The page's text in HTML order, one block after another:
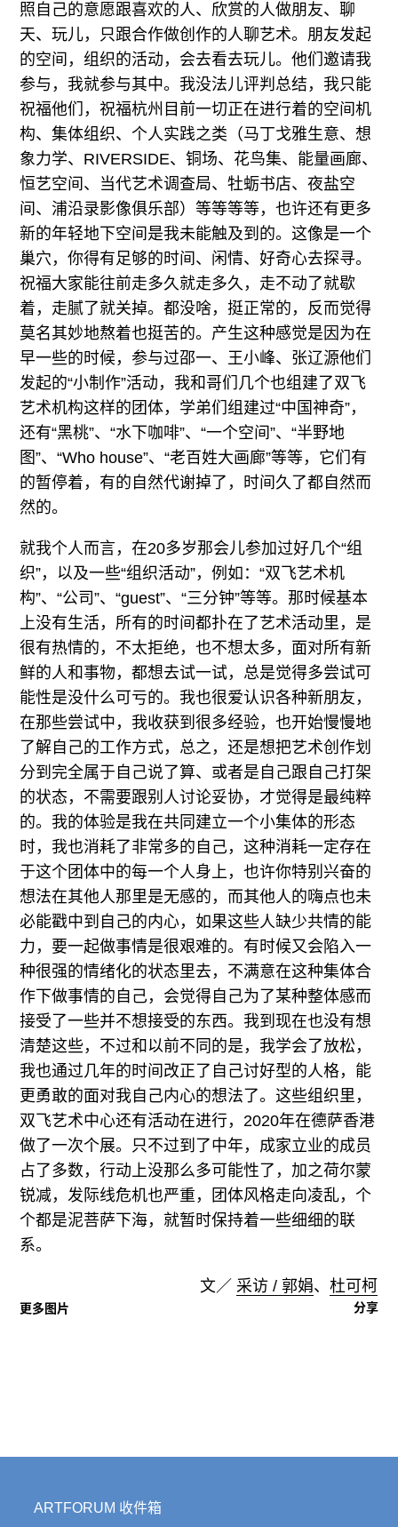
照自己的意愿跟喜欢的人、欣赏的人做朋友、聊
天、玩儿，只跟合作做创作的人聊艺术。朋友发起
的空间，组织的活动，会去看去玩儿。他们邀请我
参与，我就参与其中。我没法儿评判总结，我只能
祝福他们，祝福杭州目前一切正在进行着的空间机
构、集体组织、个人实践之类（马丁戈雅生意、想
象力学、RIVERSIDE、铜场、花鸟集、能量画廊、
恒艺空间、当代艺术调查局、牡蛎书店、夜盐空
间、浦沿录影像俱乐部）等等等等，也许还有更多
新的年轻地下空间是我未能触及到的。这像是一个
巢穴，你得有足够的时间、闲情、好奇心去探寻。
祝福大家能往前走多久就走多久，走不动了就歇
着，走腻了就关掉。都没啥，挺正常的，反而觉得
莫名其妙地熬着也挺苦的。产生这种感觉是因为在
早一些的时候，参与过邵一、王小峰、张辽源他们
发起的“小制作”活动，我和哥们几个也组建了双飞
艺术机构这样的团体，学弟们组建过“中国神奇”，
还有“黑桃”、“水下咖啡”、“一个空间”、“半野地
图”、“Who house”、“老百姓大画廊”等等，它们有
的暂停着，有的自然代谢掉了，时间久了都自然而
然的。
就我个人而言，在20多岁那会儿参加过好几个“组
织”，以及一些“组织活动”，例如：“双飞艺术机
构”、“公司”、“guest”、“三分钟”等等。那时候基本
上没有生活，所有的时间都扑在了艺术活动里，是
很有热情的，不太拒绝，也不想太多，面对所有新
鲜的人和事物，都想去试一试，总是觉得多尝试可
能性是没什么可亏的。我也很爱认识各种新朋友，
在那些尝试中，我收获到很多经验，也开始慢慢地
了解自己的工作方式，总之，还是想把艺术创作划
分到完全属于自己说了算、或者是自己跟自己打架
的状态，不需要跟别人讨论妥协，才觉得是最纯粹
的。我的体验是我在共同建立一个小集体的形态
时，我也消耗了非常多的自己，这种消耗一定存在
于这个团体中的每一个人身上，也许你特别兴奋的
想法在其他人那里是无感的，而其他人的嗨点也未
必能戳中到自己的内心，如果这些人缺少共情的能
力，要一起做事情是很艰难的。有时候又会陷入一
种很强的情绪化的状态里去，不满意在这种集体合
作下做事情的自己，会觉得自己为了某种整体感而
接受了一些并不想接受的东西。我到现在也没有想
清楚这些，不过和以前不同的是，我学会了放松，
我也通过几年的时间改正了自己讨好型的人格，能
更勇敢的面对我自己内心的想法了。这些组织里，
双飞艺术中心还有活动在进行，2020年在德萨香港
做了一次个展。只不过到了中年，成家立业的成员
占了多数，行动上没那么多可能性了，加之荷尔蒙
锐减，发际线危机也严重，团体风格走向凌乱，个
个都是泥菩萨下海，就暂时保持着一些细细的联
系。
文／ 采访 / 郭娟、 杜可柯
更多图片 分享
ARTFORUM 收件箱